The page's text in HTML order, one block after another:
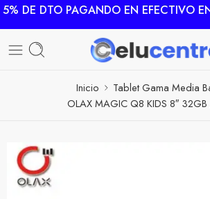
DE DTO PAGANDO EN EFECTIVO EN
Inicio
Tablet Gama Media
OLAX MAGIC Q8 KIDS 8″